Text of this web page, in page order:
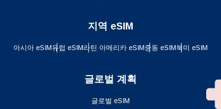
지역 eSIM
아시아 eSIM유럽 ​​eSIM라틴 아메리카 eSIM중동 eSIM북미 eSIM
글로벌 계획
글로벌 eSIM